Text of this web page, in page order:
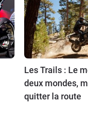
Les Trails : Le
deux mondes,
quitter la route